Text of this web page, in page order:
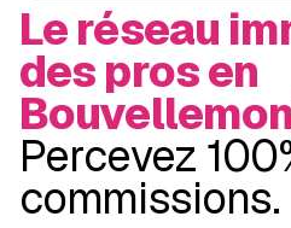
Le réseau
des pros en
Percevez
commissions.